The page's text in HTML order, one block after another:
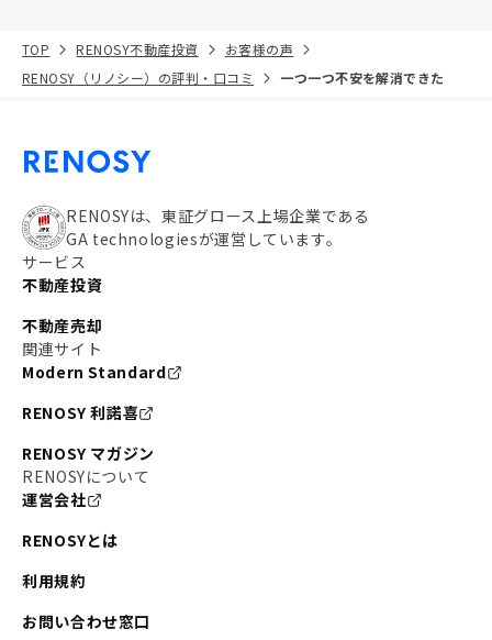
TOP RENOSY不動産投資
お客様の声
RENOSY（リノシー）の評判・口コミ
一つ一つ不安を解消できた
RENOSYは、東証グロース上場企業である
GA technologiesが運営しています。
サービス
不動産投資
不動産売却
関連サイト
Modern Standard
RENOSY 利諾喜
RENOSY マガジン
RENOSYについて
運営会社
RENOSYとは
利用規約
お問い合わせ窓口